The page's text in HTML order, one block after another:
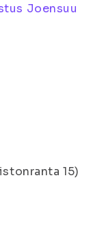
Joensuu
15)